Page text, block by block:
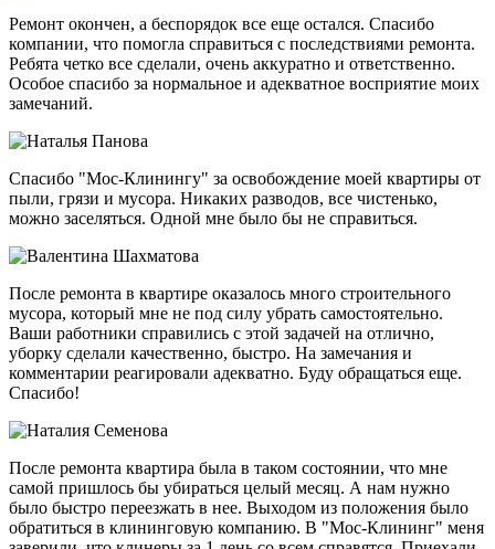
Ремонт окончен, а беспорядок все еще остался. Спасибо
компании, что помогла справиться с последствиями ремонта.
Ребята четко все сделали, очень аккуратно и ответственно.
Особое спасибо за нормальное и адекватное восприятие моих
замечаний.
Спасибо "Мос-Клинингу" за освобождение моей квартиры от
пыли, грязи и мусора. Никаких разводов, все чистенько,
можно заселяться. Одной мне было бы не справиться.
После ремонта в квартире оказалось много строительного
мусора, который мне не под силу убрать самостоятельно.
Ваши работники справились с этой задачей на отлично,
уборку сделали качественно, быстро. На замечания и
комментарии реагировали адекватно. Буду обращаться еще.
Спасибо!
После ремонта квартира была в таком состоянии, что мне
самой пришлось бы убираться целый месяц. А нам нужно
было быстро переезжать в нее. Выходом из положения было
обратиться в клининговую компанию. В "Мос-Клининг" меня